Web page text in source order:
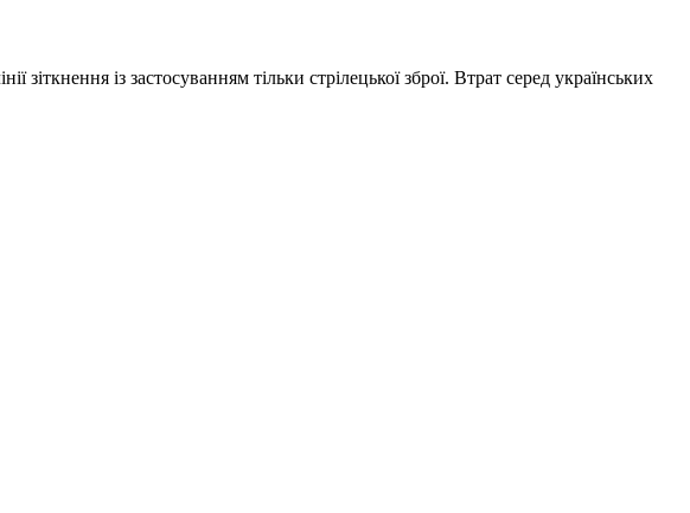
із застосуванням тільки стрілецької зброї. Втрат серед українських